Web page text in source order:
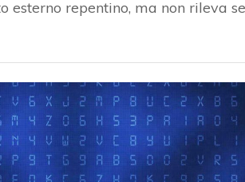
esterno repentino, ma non rileva